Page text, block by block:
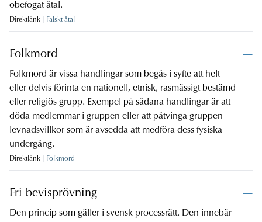
obefogat åtal.
Direktlänk Falskt åtal
Folkmord
Folkmord är vissa handlingar som begås i syfte att helt
eller delvis förinta en nationell, etnisk, rasmässigt bestämd
eller religiös grupp. Exempel på sådana handlingar är att
döda medlemmar i gruppen eller att påtvinga gruppen
levnadsvillkor som är avsedda att medföra dess fysiska
undergång.
Direktlänk Folkmord
Fri bevisprövning
Den princip som gäller i svensk processrätt. Den innebär